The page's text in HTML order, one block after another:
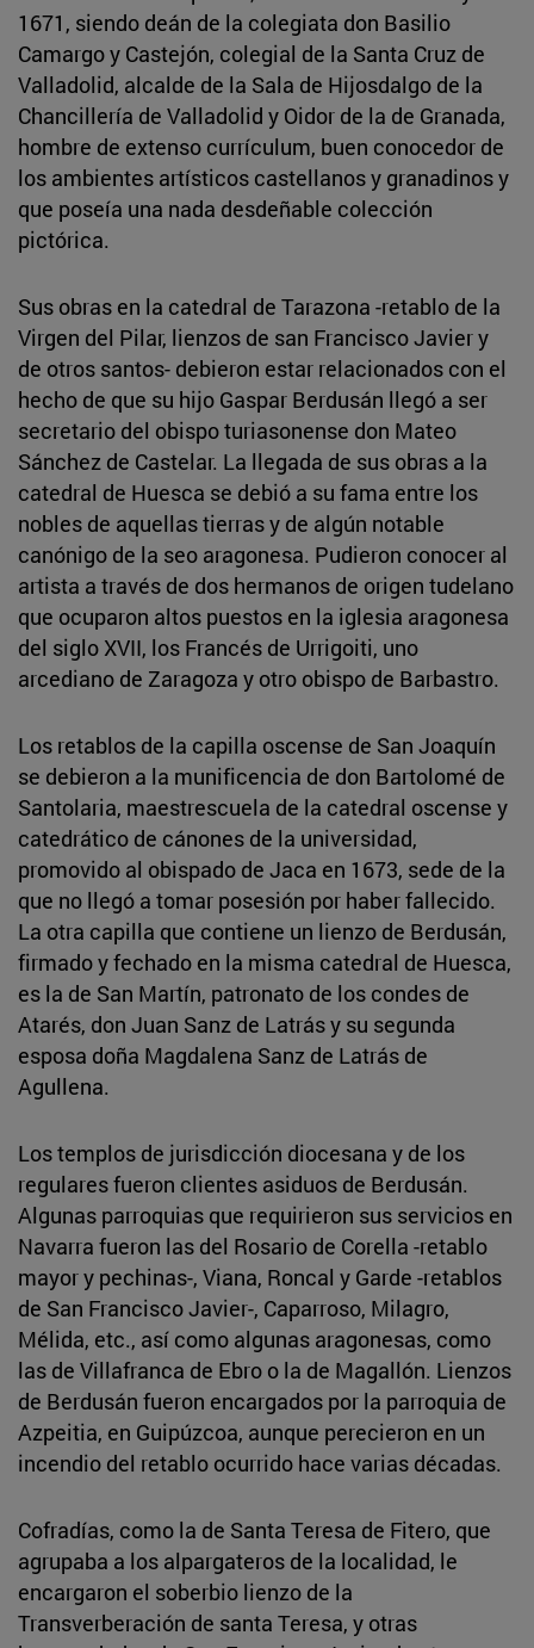
1671, siendo deán de la colegiata don Basilio
Camargo y Castejón, colegial de la Santa Cruz de
Valladolid, alcalde de la Sala de Hijosdalgo de la
Chancillería de Valladolid y Oidor de la de Granada,
hombre de extenso currículum, buen conocedor de
los ambientes artísticos castellanos y granadinos y
que poseía una nada desdeñable colección
pictórica.
Sus obras en la catedral de Tarazona -retablo de la
Virgen del Pilar, lienzos de san Francisco Javier y
de otros santos- debieron estar relacionados con el
hecho de que su hijo Gaspar Berdusán llegó a ser
secretario del obispo turiasonense don Mateo
Sánchez de Castelar. La llegada de sus obras a la
catedral de Huesca se debió a su fama entre los
nobles de aquellas tierras y de algún notable
canónigo de la seo aragonesa. Pudieron conocer al
artista a través de dos hermanos de origen tudelano
que ocuparon altos puestos en la iglesia aragonesa
del siglo XVII, los Francés de Urrigoiti, uno
arcediano de Zaragoza y otro obispo de Barbastro.
Los retablos de la capilla oscense de San Joaquín
se debieron a la munificencia de don Bartolomé de
Santolaria, maestrescuela de la catedral oscense y
catedrático de cánones de la universidad,
promovido al obispado de Jaca en 1673, sede de la
que no llegó a tomar posesión por haber fallecido.
La otra capilla que contiene un lienzo de Berdusán,
firmado y fechado en la misma catedral de Huesca,
es la de San Martín, patronato de los condes de
Atarés, don Juan Sanz de Latrás y su segunda
esposa doña Magdalena Sanz de Latrás de
Agullena.
Los templos de jurisdicción diocesana y de los
regulares fueron clientes asiduos de Berdusán.
Algunas parroquias que requirieron sus servicios en
Navarra fueron las del Rosario de Corella -retablo
mayor y pechinas-, Viana, Roncal y Garde -retablos
de San Francisco Javier-, Caparroso, Milagro,
Mélida, etc., así como algunas aragonesas, como
las de Villafranca de Ebro o la de Magallón. Lienzos
de Berdusán fueron encargados por la parroquia de
Azpeitia, en Guipúzcoa, aunque perecieron en un
incendio del retablo ocurrido hace varias décadas.
Cofradías, como la de Santa Teresa de Fitero, que
agrupaba a los alpargateros de la localidad, le
encargaron el soberbio lienzo de la
Transverberación de santa Teresa, y otras